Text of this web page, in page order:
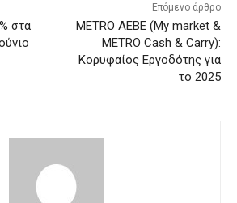
στα
Επόμενο άρθρο
METRO AEBE (My market &
METRO Cash & Carry):
Κορυφαίος Εργοδότης για
το 2025